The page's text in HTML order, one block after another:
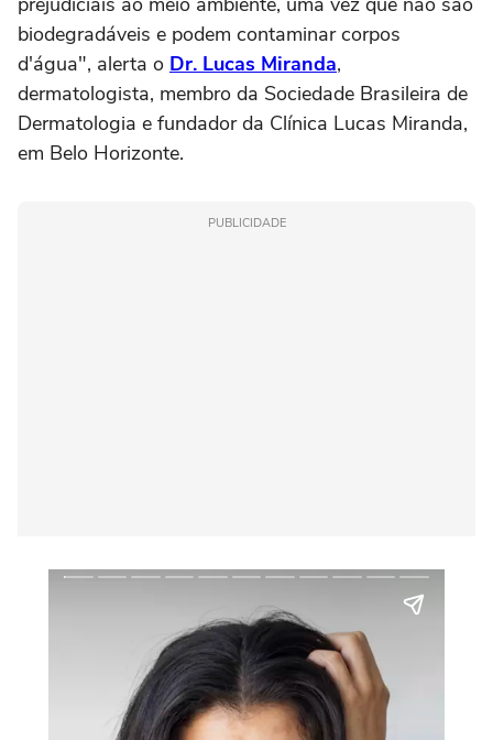
biodegradáveis e podem contaminar corpos
d'água", alerta o Dr. Lucas Miranda,
dermatologista, membro da Sociedade Brasileira de
Dermatologia e fundador da Clínica Lucas Miranda,
em Belo Horizonte.
PUBLICIDADE